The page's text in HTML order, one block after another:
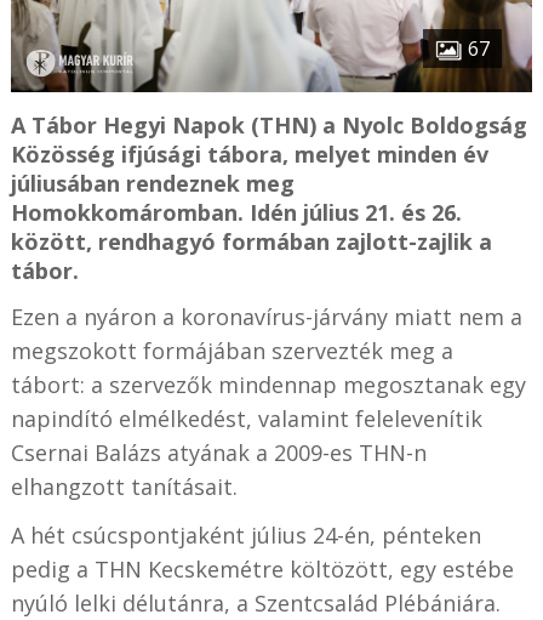
67
A Tábor Hegyi Napok (THN) a Nyolc Boldogság
Közösség ifjúsági tábora, melyet minden év
júliusában rendeznek meg
Homokkomáromban. Idén július 21. és 26.
között, rendhagyó formában zajlott-zajlik a
tábor.
Ezen a nyáron a koronavírus-járvány miatt nem a
megszokott formájában szervezték meg a
tábort: a szervezők mindennap megosztanak egy
napindító elmélkedést, valamint felelevenítik
Csernai Balázs atyának a 2009-es THN-n
elhangzott tanításait.
A hét csúcspontjaként július 24-én, pénteken
pedig a THN Kecskemétre költözött, egy estébe
nyúló lelki délutánra, a Szentcsalád Plébániára.